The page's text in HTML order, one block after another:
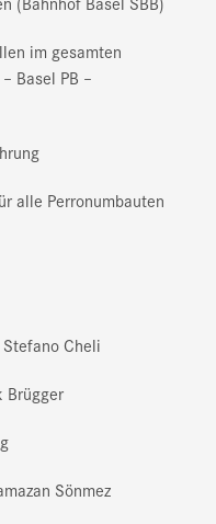
im gesamten
Basel PB –
alle Perronumbauten
Cheli
Brügger
Sönmez